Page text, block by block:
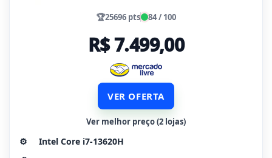
🏆25696 pts 84 / 100
R$ 7.499,00
VER OFERTA
Ver melhor preço (2 lojas)
⚙️
Intel Core i7-13620H